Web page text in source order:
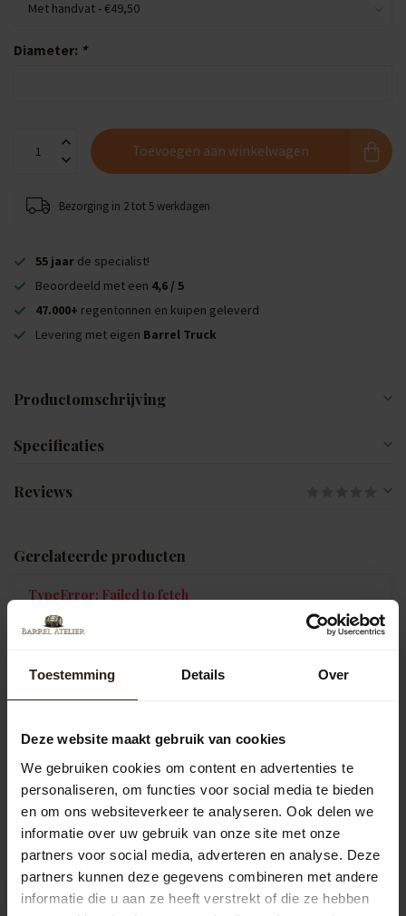
Toestemming Details Over
Deze website maakt gebruik van cookies
We gebruiken cookies om content en advertenties te
personaliseren, om functies voor social media te bieden
en om ons websiteverkeer te analyseren. Ook delen we
informatie over uw gebruik van onze site met onze
partners voor social media, adverteren en analyse. Deze
partners kunnen deze gegevens combineren met andere
informatie die u aan ze heeft verstrekt of die ze hebben
Diameter: *
Toevoegen aan winkelwagen
Bezorging in 2 tot 5 werkdagen
55 jaar de specialist!
Beoordeeld met een 4,6 / 5
47.000+ regentonnen en kuipen geleverd
Levering met eigen Barrel Truck
Productomschrijving
Specificaties
Reviews
Gerelateerde producten
TypeError: Failed to fetch
https://www.barrelatelier.nl/nl/regentonnen/accessoires-en-
onderhoud/deksels/
info@barrelatelier.nl of038 - 3760185. We helpen je graag!
Recent bekeken